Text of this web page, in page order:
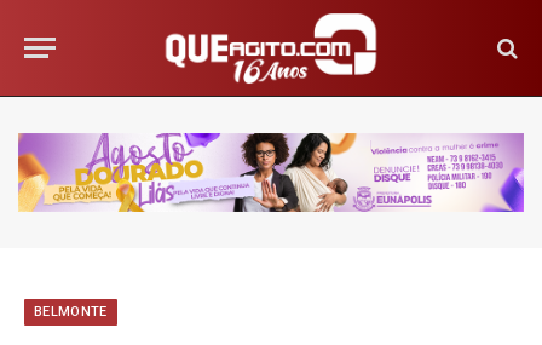
BELMONTE